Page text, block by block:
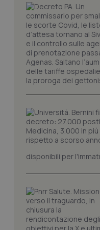
disponibili per